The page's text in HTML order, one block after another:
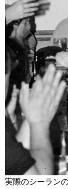
実際のシーラン